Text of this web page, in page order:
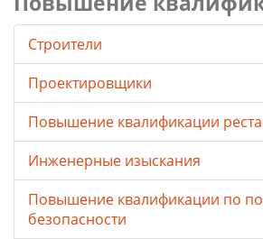
Строители
Проектировщики
Повышение квалификации
Инженерные изыскания
Повышение квалификации по
безопасности